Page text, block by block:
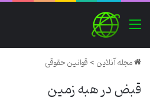
منو
مجله آنلاین>قوانین حقوقی
قبض در هبه زمین